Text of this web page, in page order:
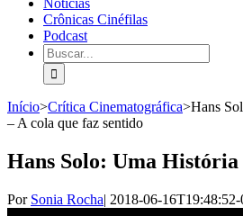
Notícias
Crônicas Cinéfilas
Podcast
Início>Crítica Cinematográfica>Hans
– A cola que faz sentido
Hans Solo: Uma
Por Sonia Rocha| 2018-06-